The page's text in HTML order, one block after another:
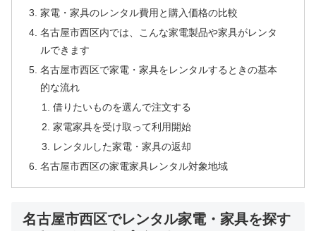
家電・家具のレンタル費用と購入価格の比較
名古屋市西区内では、こんな家電製品や家具がレンタ
ルできます
名古屋市西区で家電・家具をレンタルするときの基本
的な流れ
借りたいものを選んで注文する
家電家具を受け取って利用開始
レンタルした家電・家具の返却
名古屋市西区の家電家具レンタル対象地域
名古屋市西区でレンタル家電・家具を探す